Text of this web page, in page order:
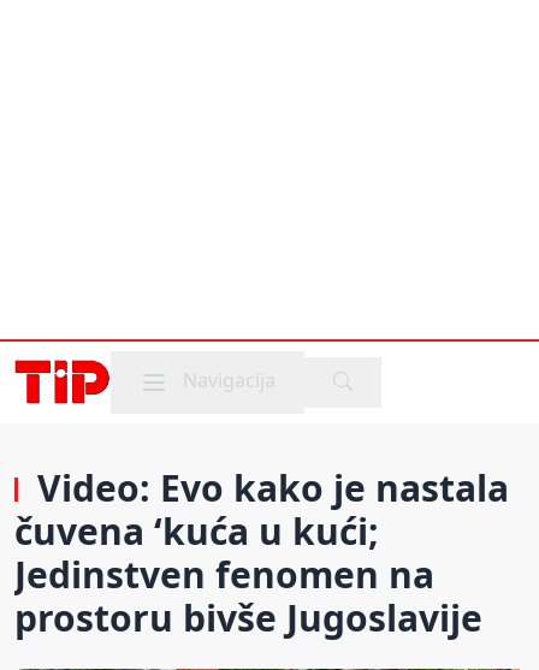
Mobile menu
Navigacija
Video: Evo kako je nastala
čuvena ‘kuća u kući;
Jedinstven fenomen na
prostoru bivše Jugoslavije